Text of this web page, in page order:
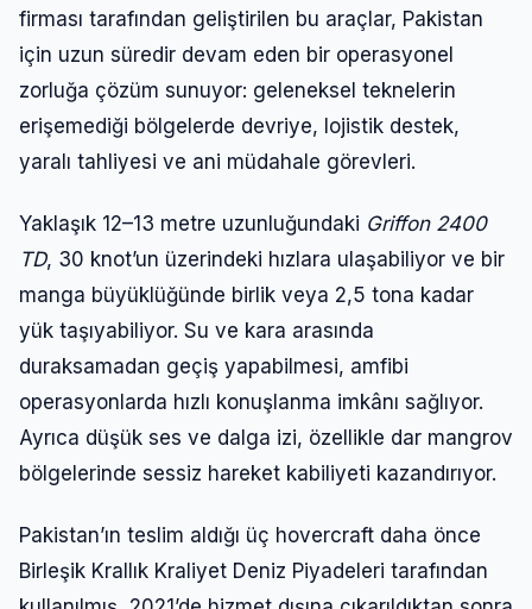
firması tarafından geliştirilen bu araçlar, Pakistan
için uzun süredir devam eden bir operasyonel
zorluğa çözüm sunuyor: geleneksel teknelerin
erişemediği bölgelerde devriye, lojistik destek,
yaralı tahliyesi ve ani müdahale görevleri.
Yaklaşık 12–13 metre uzunluğundaki Griffon 2400
TD, 30 knot’un üzerindeki hızlara ulaşabiliyor ve bir
manga büyüklüğünde birlik veya 2,5 tona kadar
yük taşıyabiliyor. Su ve kara arasında
duraksamadan geçiş yapabilmesi, amfibi
operasyonlarda hızlı konuşlanma imkânı sağlıyor.
Ayrıca düşük ses ve dalga izi, özellikle dar mangrov
bölgelerinde sessiz hareket kabiliyeti kazandırıyor.
Pakistan’ın teslim aldığı üç hovercraft daha önce
Birleşik Krallık Kraliyet Deniz Piyadeleri tarafından